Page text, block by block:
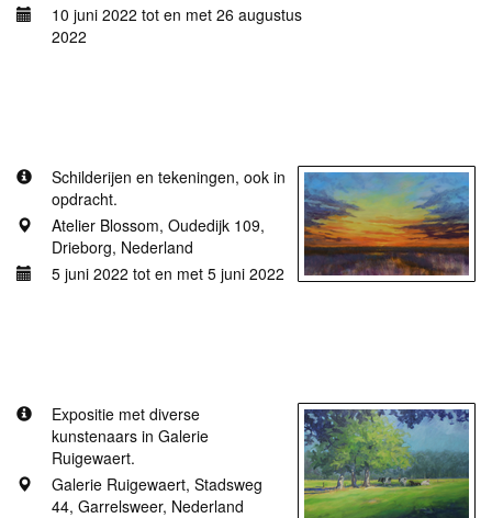
10 juni 2022 tot en met 26 augustus
2022
Schilderijen en tekeningen, ook in
opdracht.
Atelier Blossom, Oudedijk 109,
Drieborg, Nederland
5 juni 2022 tot en met 5 juni 2022
Expositie met diverse
kunstenaars in Galerie
Ruigewaert.
Galerie Ruigewaert, Stadsweg
44, Garrelsweer, Nederland